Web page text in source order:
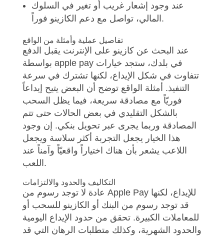
عند وجود إشعار غريب أو تغير في السلوك
المالي، تواصل مع دعم الكازينو فوراً.
تفاصيل عملية وأمثلة من الواقع
عند البحث عن كازينو على الإنترنت يقبل الدفع
بواسطة apple pay في بلدك، ستجد خيارات
تتفاوت في شكل الإيداع، لكنها تشترك في سرعة
التنفيذ. أمثلة الواقع توضح أن البعض يتيح إيداعاً
فوريّاً مع مصادقة سريعة، فيما يظل السحب
بالشكل التقليدي في بعض الحالات حتى تتم
المصادقة وربما يجرى عبر تحويل بنكي. إن وجود
هذا الخيار يجعل التجربة أكثر سلاسة ويجعل
اللاعب يشعر بأن هناك اختياراً واقعيّاً وآمناً عند
اللعب.
التكاليف والحدود والالتزامات
عادة لا توجد رسوم من Apple Pay للإيداع، لكنها
قد توجد رسوم من البنك أو الكازينو للسحب أو
للمعاملات الكبيرة. تحقق من حدود الإيداع اليومية
والحدود الشهرية، وكذلك متطلبات الرهان التي قد